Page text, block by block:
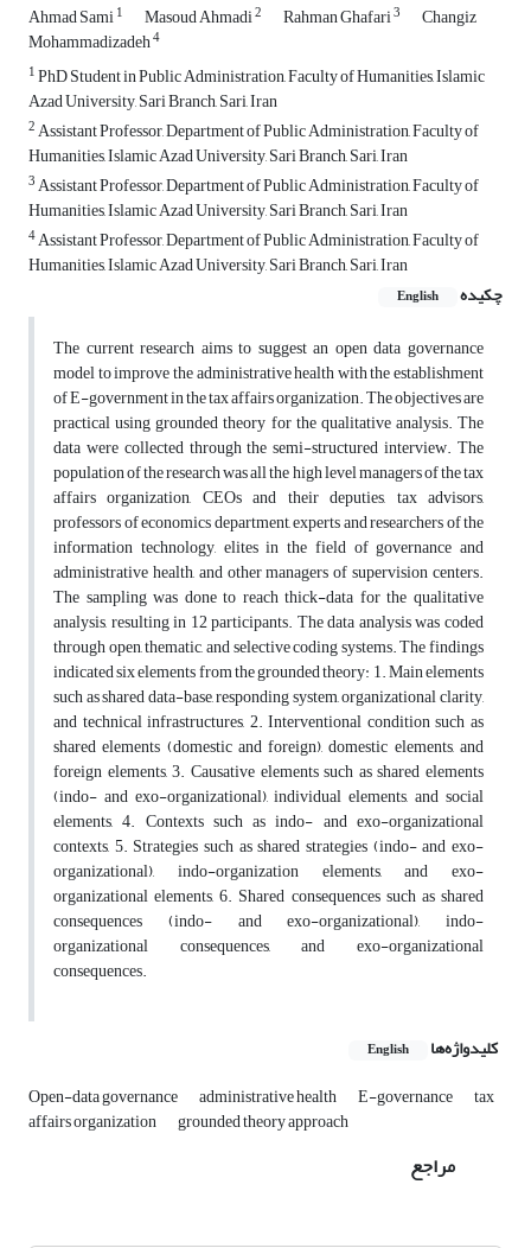
Ahmad Sami1 Masoud Ahmadi2 Rahman Ghafari3 Changiz
Mohammadizadeh4
1PhD Student in Public Administration, Faculty of Humanities, Islamic
Azad University, Sari Branch, Sari, Iran
2Assistant Professor, Department of Public Administration, Faculty of
Humanities, Islamic Azad University, Sari Branch, Sari, Iran
3Assistant Professor, Department of Public Administration, Faculty of
Humanities, Islamic Azad University, Sari Branch, Sari, Iran
4Assistant Professor, Department of Public Administration, Faculty of
Humanities, Islamic Azad University, Sari Branch, Sari, Iran
چکیده
English
The current research aims to suggest an open data governance
model to improve the administrative health with the establishment
of E-government in the tax affairs organization. The objectives are
practical using grounded theory for the qualitative analysis. The
data were collected through the semi-structured interview. The
population of the research was all the high level managers of the tax
affairs organization, CEOs and their deputies, tax advisors,
professors of economics department, experts and researchers of the
information technology, elites in the field of governance and
administrative health, and other managers of supervision centers.
The sampling was done to reach thick-data for the qualitative
analysis, resulting in 12 participants. The data analysis was coded
through open, thematic, and selective coding systems. The findings
indicated six elements from the grounded theory: 1. Main elements
such as shared data-base, responding system, organizational clarity,
and technical infrastructures, 2. Interventional condition such as
shared elements (domestic and foreign), domestic elements, and
foreign elements, 3. Causative elements such as shared elements
(indo- and exo-organizational), individual elements, and social
elements, 4. Contexts such as indo- and exo-organizational
contexts, 5. Strategies such as shared strategies (indo- and exo-
organizational), indo-organization elements, and exo-
organizational elements, 6. Shared consequences such as shared
consequences (indo- and exo-organizational), indo-
organizational consequences, and exo-organizational
consequences.
کلیدواژه‌ها English
Open-data governance administrative health E-governance tax
affairs organization grounded theory approach
مراجع